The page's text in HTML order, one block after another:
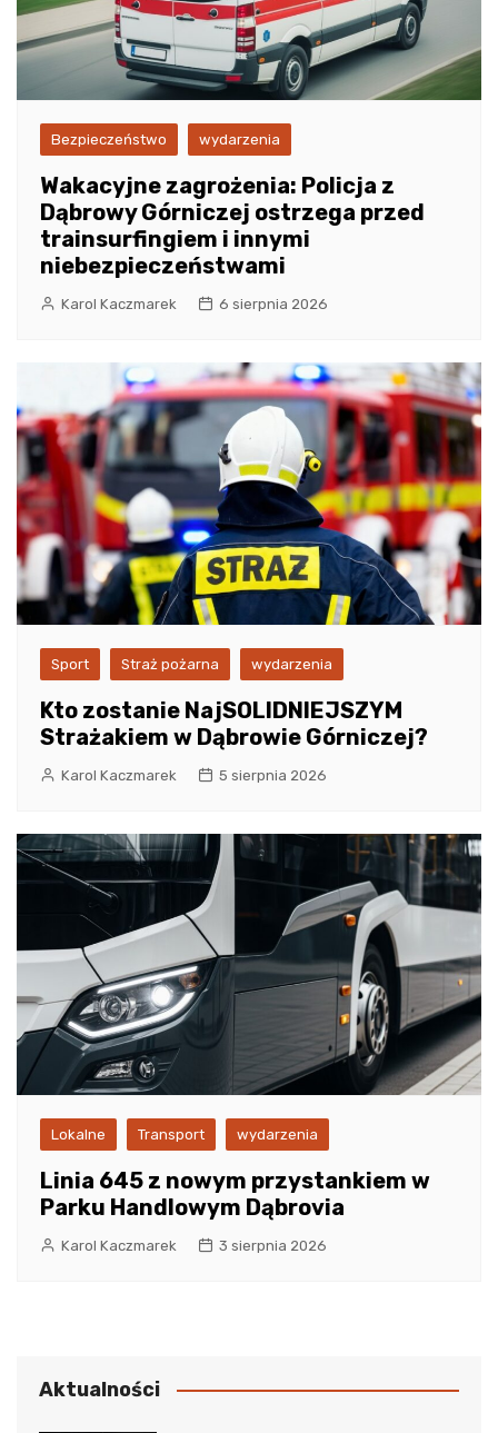
Bezpieczeństwo wydarzenia
Wakacyjne zagrożenia: Policja z
Dąbrowy Górniczej ostrzega przed
trainsurfingiem i innymi
niebezpieczeństwami
Karol Kaczmarek 6 sierpnia 2026
Sport Straż pożarna wydarzenia
Kto zostanie NajSOLIDNIEJSZYM
Strażakiem w Dąbrowie Górniczej?
Karol Kaczmarek 5 sierpnia 2026
Lokalne Transport wydarzenia
Linia 645 z nowym przystankiem w
Parku Handlowym Dąbrovia
Karol Kaczmarek 3 sierpnia 2026
Aktualności